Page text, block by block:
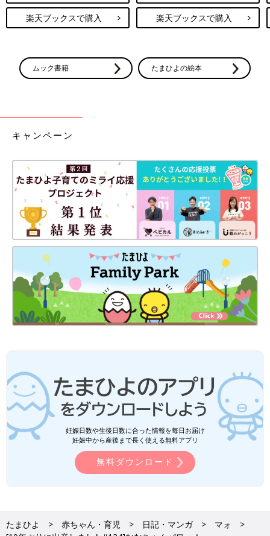
楽天ブックスで購入 楽天ブックスで購入
ムック書籍 たまひよの絵本
キャンペーン
妊娠日数や生後日数に合った情報を毎日お届け
妊娠中から産後まで長く使える無料アプリ
無料ダウンロード
たまひよ 赤ちゃん・育児 日記・マンガ
マォ